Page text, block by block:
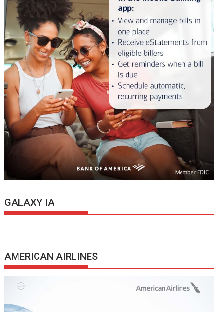
GALAXY IA
AMERICAN AIRLINES